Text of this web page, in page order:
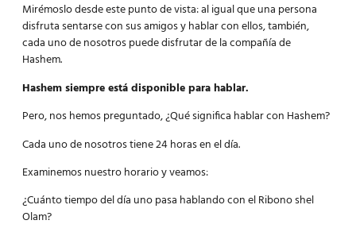
Mirémoslo desde este punto de vista: al igual que una persona
disfruta sentarse con sus amigos y hablar con ellos, también,
cada uno de nosotros puede disfrutar de la compañía de
Hashem.
Hashem siempre está disponible para hablar.
Pero, nos hemos preguntado, ¿Qué significa hablar con Hashem?
Cada uno de nosotros tiene 24 horas en el día.
Examinemos nuestro horario y veamos:
¿Cuánto tiempo del día uno pasa hablando con el Ribono shel
Olam?